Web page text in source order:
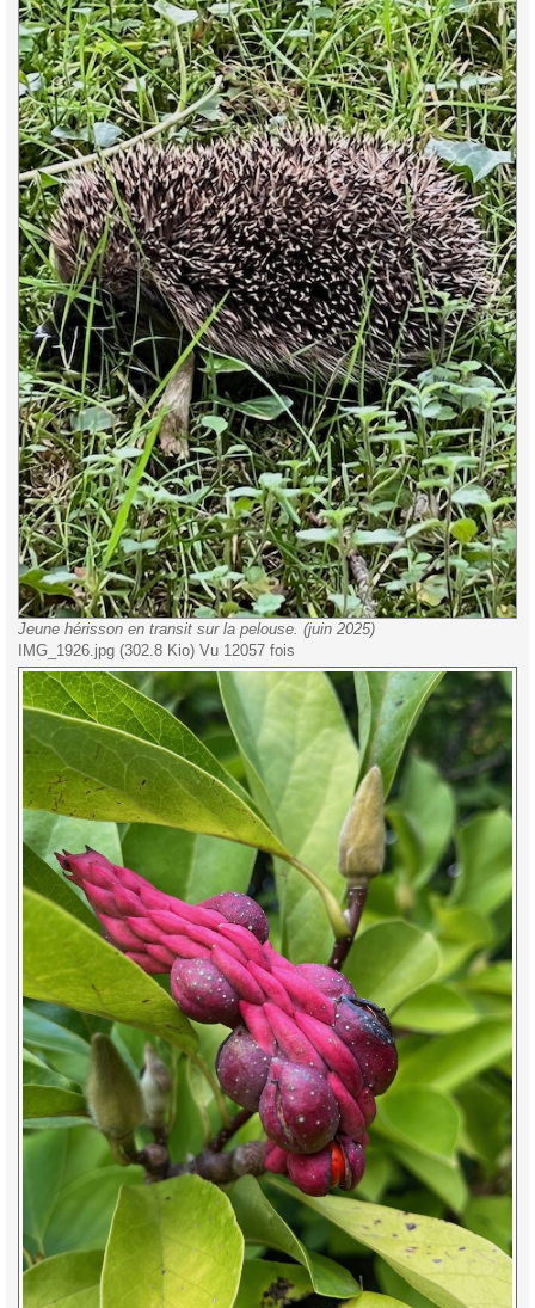
Jeune hérisson en transit sur la pelouse. (juin 2025)
IMG_1926.jpg (302.8 Kio) Vu 12057 fois